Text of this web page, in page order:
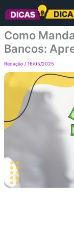
para
conteúdo
Como
Bancos:
Redação / 16/05/2025